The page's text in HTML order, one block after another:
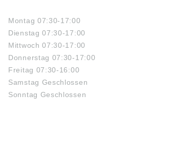
Montag 07:30-17:00
Dienstag 07:30-17:00
Mittwoch 07:30-17:00
Donnerstag 07:30-17:00
Freitag 07:30-16:00
Samstag Geschlossen
Sonntag Geschlossen